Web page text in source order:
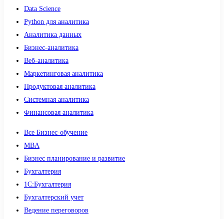
Data Science
Python для аналитика
Аналитика данных
Бизнес-аналитика
Веб-аналитика
Маркетинговая аналитика
Продуктовая аналитика
Системная аналитика
Финансовая аналитика
Все Бизнес-обучение
MBA
Бизнес планирование и развитие
Бухгалтерия
1C:Бухгалтерия
Бухгалтерский учет
Ведение переговоров